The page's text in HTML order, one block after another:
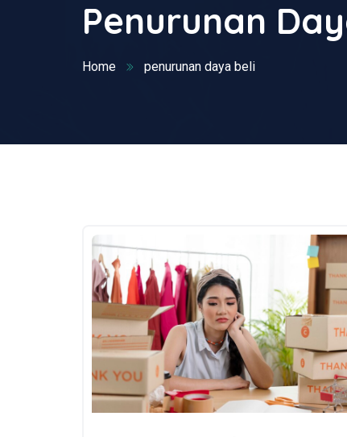
Penurunan
Home penurunan daya beli